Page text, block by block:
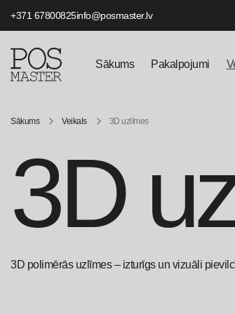
+371 67800825info@posmaster.lv
Sākums Pakalpojumi
Sākums Veikals 3D uzlīmes
3D
3D polimērās uzlīmes – izturīgs un vizuāli